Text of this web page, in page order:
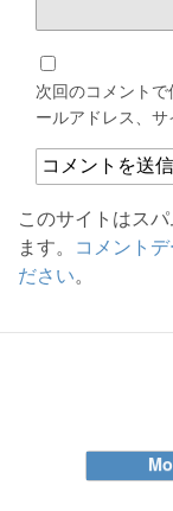
次回のコメント
ールアドレス、サ
このサイトはス
ます。 コメント
ださい。